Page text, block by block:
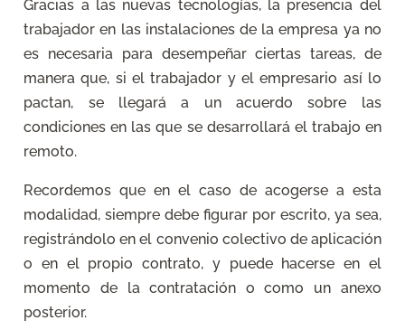
Gracias a las nuevas tecnologías, la presencia del
trabajador en las instalaciones de la empresa ya no
es necesaria para desempeñar ciertas tareas, de
manera que, si el trabajador y el empresario así lo
pactan, se llegará a un acuerdo sobre las
condiciones en las que se desarrollará el trabajo en
remoto.
Recordemos que en el caso de acogerse a esta
modalidad, siempre debe figurar por escrito, ya sea,
registrándolo en el convenio colectivo de aplicación
o en el propio contrato, y puede hacerse en el
momento de la contratación o como un anexo
posterior.